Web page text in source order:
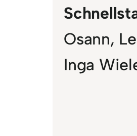
Osann,
Inga